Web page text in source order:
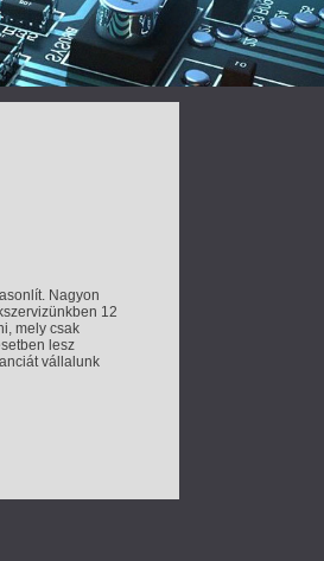
Nagyon
12
mely csak
lesz
vállalunk